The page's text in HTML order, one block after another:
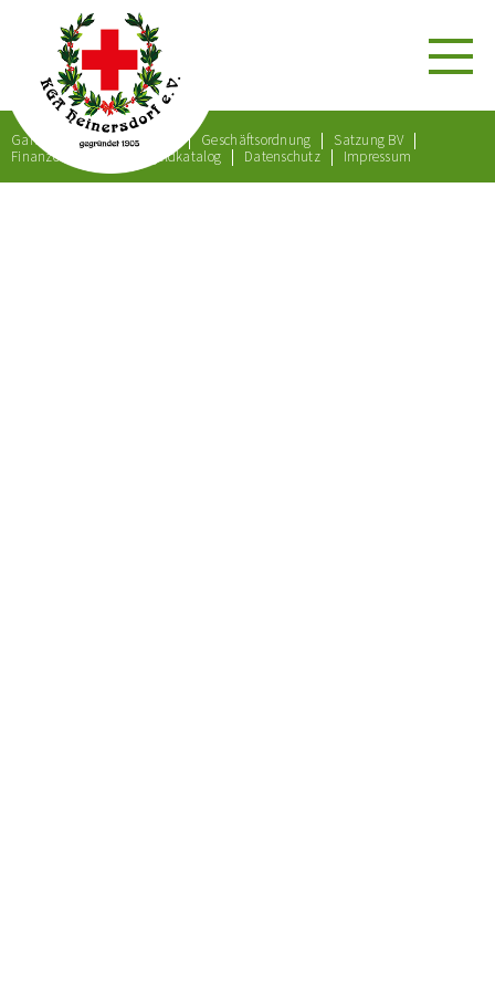
Gartenordnung Satzung Geschäftsordnung
Satzung BV
Finanzordnung
Bußgeldkatalog Datenschutz Impressum